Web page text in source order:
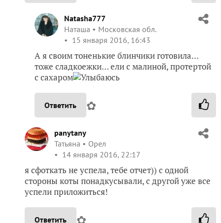
Natasha777
Наташа
Московская обл.
15 января 2016, 16:43
А я своим тоненькие блинчики готовила…
тоже сладкоежки… ели с малиной, протертой
с сахаром
Ответить ✿
panytany
Татьяна
Орел
14 января 2016, 22:17
я сфоткать не успела, тебе отчет)) с одной
стороны коты понадкусывали, с другой уже все
успели приложиться!
Ответить